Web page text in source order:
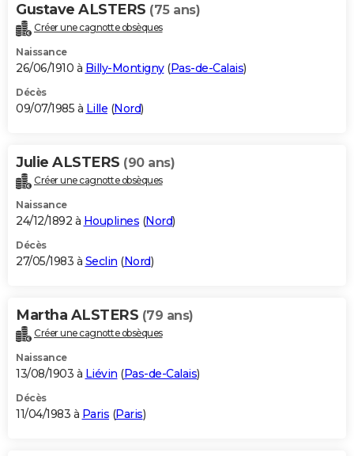
Gustave ALSTERS (75 ans)
Créer une cagnotte obsèques
Naissance
26/06/1910 à Billy-Montigny(Pas-de-Calais)
Décès
09/07/1985 à Lille (Nord)
Julie ALSTERS (90 ans)
Créer une cagnotte obsèques
Naissance
24/12/1892 à Houplines (Nord)
Décès
27/05/1983 à Seclin (Nord)
Martha ALSTERS (79 ans)
Créer une cagnotte obsèques
Naissance
13/08/1903 à Liévin (Pas-de-Calais)
Décès
11/04/1983 à Paris (Paris)